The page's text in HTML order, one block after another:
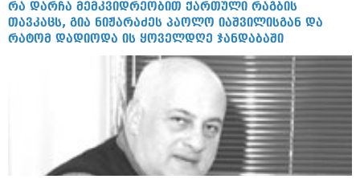
იუმორი
კალეიდოსკოპი
ჰოროსკოპი და შეუცნობელი
რომანი და დეტექტივი
სახალისო ამბები
კრიმინალი
რომანი და დეტექტივი
სახალისო ამბები
დაიჯესტი
ქალი და მამაკაცი
რა დარჩა მემკვიდრეობით ქართული რაგბის
თავკაცს, გია ნიჟარაძეს პაოლო იაშვილისგან და
რატომ დადიოდა ის ყოველდღე ჯანდაბაში